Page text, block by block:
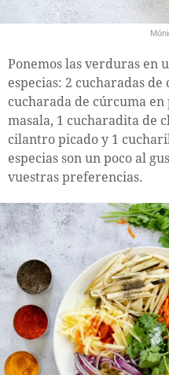
Ponemos las verduras en
especias: 2 cucharadas de
cucharada de cúrcuma
masala, 1 cucharadita de
cilantro picado y 1
especias son un poco al
vuestras preferencias.